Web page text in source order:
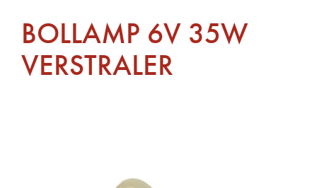
BOLLAMP 6V 35W
VERSTRALER